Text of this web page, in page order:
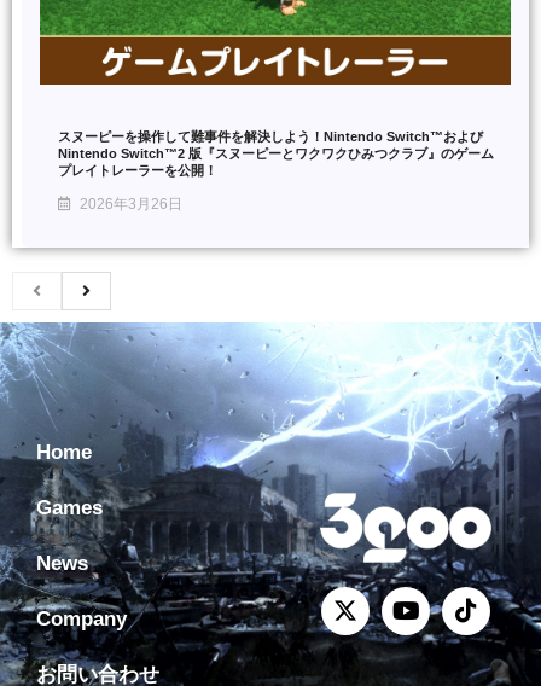
スヌーピーを操作して難事件を解決しよう！Nintendo Switch™および
Nintendo Switch™2 版『スヌーピーとワクワクひみつクラブ』のゲーム
プレイトレーラーを公開！
2026年3月26日
Home
Games
News
Company
お問い合わせ